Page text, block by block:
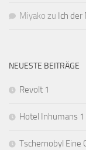
Miyako zu Ich der
NEUESTE BEITRÄGE
Revolt 1
Hotel Inhumans 1
Tschernobyl Eine